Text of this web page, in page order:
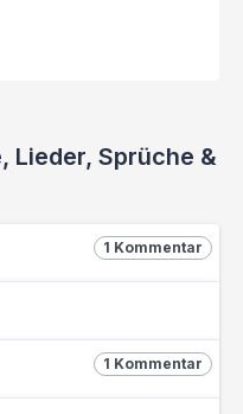
Lieder, Sprüche &
1 Kommentar
1 Kommentar